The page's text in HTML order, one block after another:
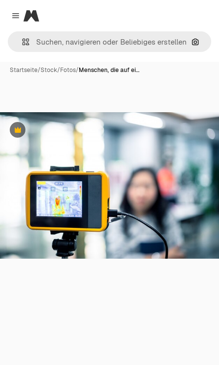
Close menu
Magnific
Nach
Startseite/Stock/Fotos/Menschen, die auf ei…
Premium